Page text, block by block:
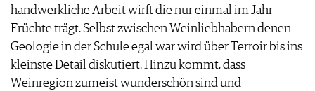
handwerkliche Arbeit wirft die nur einmal im Jahr
Früchte trägt. Selbst zwischen Weinliebhabern denen
Geologie in der Schule egal war wird über Terroir bis ins
kleinste Detail diskutiert. Hinzu kommt, dass
Weinregion zumeist wunderschön sind und